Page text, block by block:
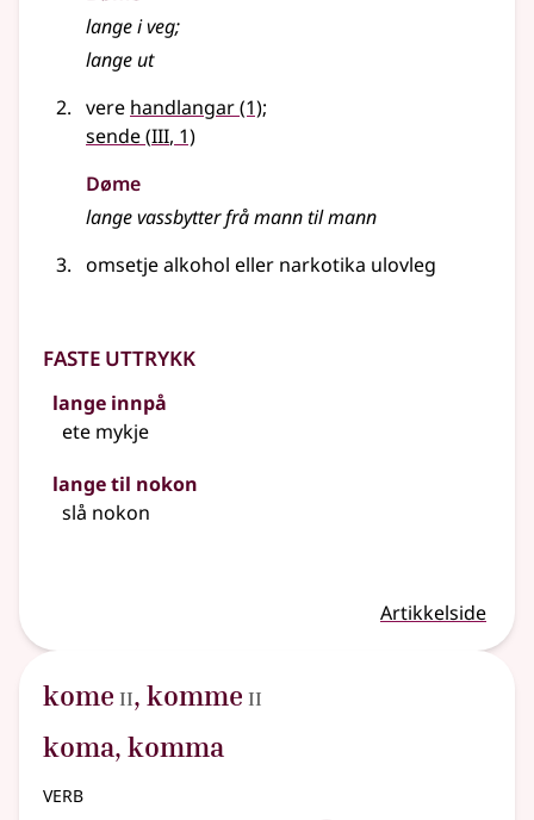
lange i veg;
lange ut
vere handlangar(1);
sende(3
III, 1)
Døme
lange vassbytter frå mann til mann
omsetje alkohol eller narkotika ulovleg
Faste uttrykk
lange innpå
ete mykje
lange til nokon
slå nokon
Artikkelside
kome 2
II, komme 2
II
koma, komma
verb